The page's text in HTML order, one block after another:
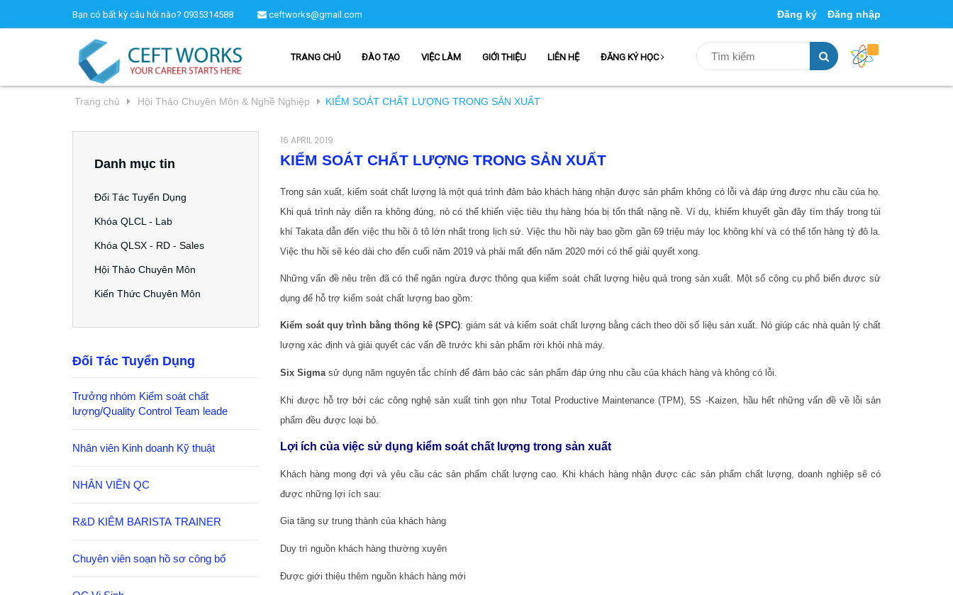
Bạn có bất kỳ câu hỏi nào? 0935314588 ceftworks@gmail.com Đăng ký Đăng nhập
TRANG CHỦ ĐÀO TẠO VIỆC LÀM GIỚI THIỆU LIÊN HỆ ĐĂNG KÝ HỌC
Trang chủ Hội Thảo Chuyên Môn & Nghề Nghiệp KIỂM SOÁT CHẤT LƯỢNG TRONG SẢN XUẤT
16 APRIL 2019
KIỂM SOÁT CHẤT LƯỢNG TRONG SẢN XUẤT
Trong sản xuất, kiểm soát chất lượng là một quá trình đảm bảo khách hàng nhận được sản phẩm không có lỗi và đáp ứng được nhu cầu của họ.
Khi quá trình này diễn ra không đúng, nó có thể khiến việc tiêu thụ hàng hóa bị tổn thất nặng nề. Ví dụ, khiếm khuyết gần đây tìm thấy trong túi
khí Takata dẫn đến việc thu hồi ô tô lớn nhất trong lịch sử. Việc thu hồi này bao gồm gần 69 triệu máy lọc không khí và có thể tốn hàng tỷ đô la.
Việc thu hồi sẽ kéo dài cho đến cuối năm 2019 và phải mất đến năm 2020 mới có thể giải quyết xong.
Những vấn đề nêu trên đã có thể ngăn ngừa được thông qua kiểm soát chất lượng hiệu quả trong sản xuất. Một số công cụ phổ biến được sử
dụng để hỗ trợ kiểm soát chất lượng bao gồm:
Kiểm soát quy trình bằng thống kê (SPC): giám sát và kiểm soát chất lượng bằng cách theo dõi số liệu sản xuất. Nó giúp các nhà quản lý chất
lượng xác định và giải quyết các vấn đề trước khi sản phẩm rời khỏi nhà máy.
Six Sigmasử dụng năm nguyên tắc chính để đảm bảo các sản phẩm đáp ứng nhu cầu của khách hàng và không có lỗi.
Khi được hỗ trợ bởi các công nghệ sản xuất tinh gọn như Total Productive Maintenance (TPM), 5S -Kaizen, hầu hết những vấn đề về lỗi sản
phẩm đều được loại bỏ.
Lợi ích của việc sử dụng kiểm soát chất lượng trong sản xuất
Khách hàng mong đợi và yêu cầu các sản phẩm chất lượng cao. Khi khách hàng nhận được các sản phẩm chất lượng, doanh nghiệp sẽ có
được những lợi ích sau:
Gia tăng sự trung thành của khách hàng
Duy trì nguồn khách hàng thường xuyên
Được giới thiệu thêm nguồn khách hàng mới
Danh mục tin
Đối Tác Tuyển Dụng
Khóa QLCL - Lab
Khóa QLSX - RD - Sales
Hội Thảo Chuyên Môn
Kiến Thức Chuyên Môn
Đối Tác Tuyển Dụng
Trưởng nhóm Kiểm soát chất
lượng/Quality Control Team leade
Nhân viên Kinh doanh Kỹ thuật
NHÂN VIÊN QC
R&D KIÊM BARISTA TRAINER
Chuyên viên soạn hồ sơ công bố